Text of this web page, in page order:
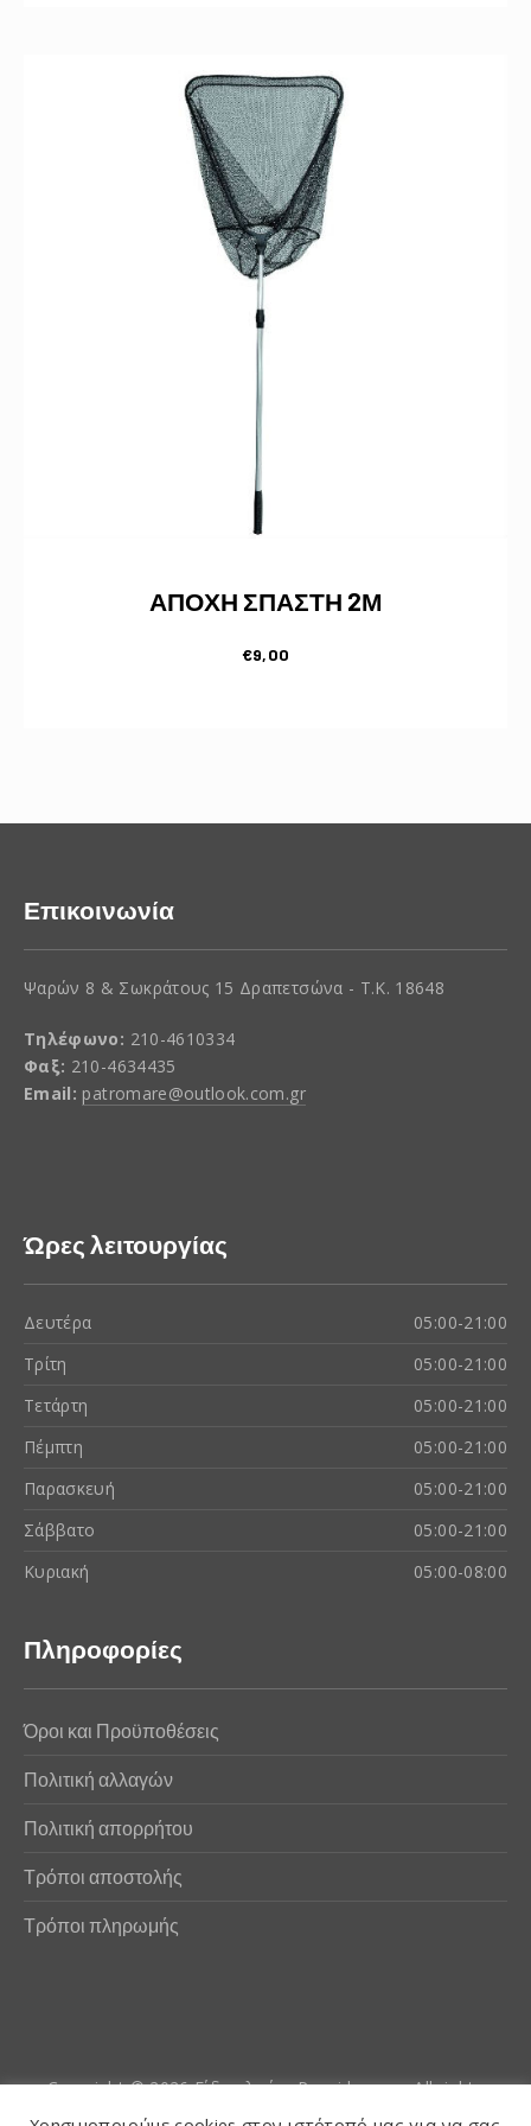
ΑΠΟΧΗ ΣΠΑΣΤΗ 2Μ
€9,00
Επικοινωνία
Ψαρών 8 & Σωκράτους 15 Δραπετσώνα - Τ.Κ. 18648
Τηλέφωνο: 210-4610334
Φαξ: 210-4634435
Email: patromare@outlook.com.gr
Ώρες λειτουργίας
Δευτέρα
05:00-21:00
Τρίτη
05:00-21:00
Τετάρτη
05:00-21:00
Πέμπτη
05:00-21:00
Παρασκευή
05:00-21:00
Σάββατο
05:00-21:00
Κυριακή
05:00-08:00
Πληροφορίες
Όροι και Προϋποθέσεις
Πολιτική αλλαγών
Πολιτική απορρήτου
Τρόποι αποστολής
Τρόποι πληρωμής
Copyright © 2026Είδη αλιείας Poseidwnn.gr. All rights
reserved. Powered by
PlexusCore